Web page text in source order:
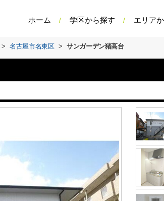
ホーム 学区から探す エリア
> 名古屋市名東区 > サンガーデン猪高台